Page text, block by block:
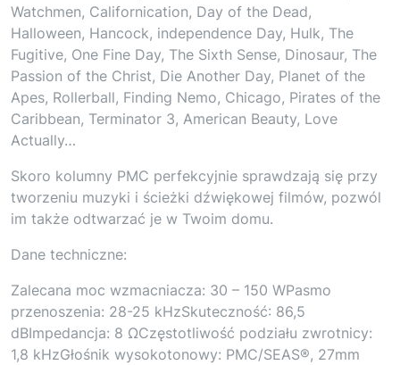
Watchmen, Californication, Day of the Dead,
Halloween, Hancock, independence Day, Hulk, The
Fugitive, One Fine Day, The Sixth Sense, Dinosaur, The
Passion of the Christ, Die Another Day, Planet of the
Apes, Rollerball, Finding Nemo, Chicago, Pirates of the
Caribbean, Terminator 3, American Beauty, Love
Actually…
Skoro kolumny PMC perfekcyjnie sprawdzają się przy
tworzeniu muzyki i ścieżki dźwiękowej filmów, pozwól
im także odtwarzać je w Twoim domu.
Dane techniczne:
Zalecana moc wzmacniacza: 30 – 150 WPasmo
przenoszenia: 28-25 kHzSkuteczność: 86,5
dBImpedancja: 8 ΩCzęstotliwość podziału zwrotnicy:
1,8 kHzGłośnik wysokotonowy: PMC/SEAS®, 27mm